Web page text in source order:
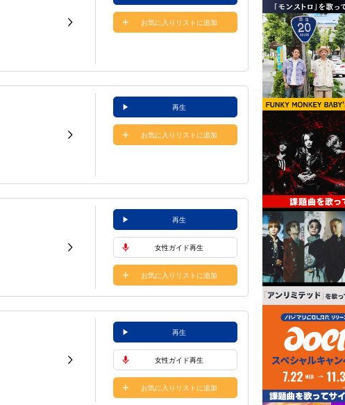
お気に入りリストに追加
再生
お気に入りリストに追加
再生
女性ガイド再生
お気に入りリストに追加
再生
女性ガイド再生
お気に入りリストに追加